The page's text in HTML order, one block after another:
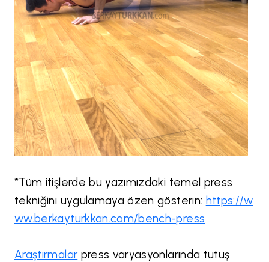
*Tüm itişlerde bu yazımızdaki temel press
tekniğini uygulamaya özen gösterin: https://w
ww.berkayturkkan.com/bench-press
Araştırmalar press varyasyonlarında tutuş